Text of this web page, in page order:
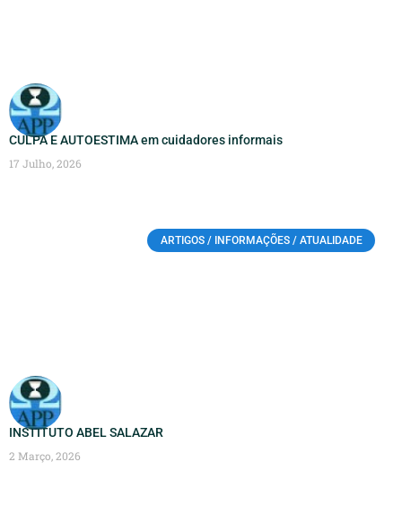
CULPA E AUTOESTIMA em cuidadores informais
17 Julho, 2026
ARTIGOS / INFORMAÇÕES / ATUALIDADE
INSTITUTO ABEL SALAZAR
2 Março, 2026